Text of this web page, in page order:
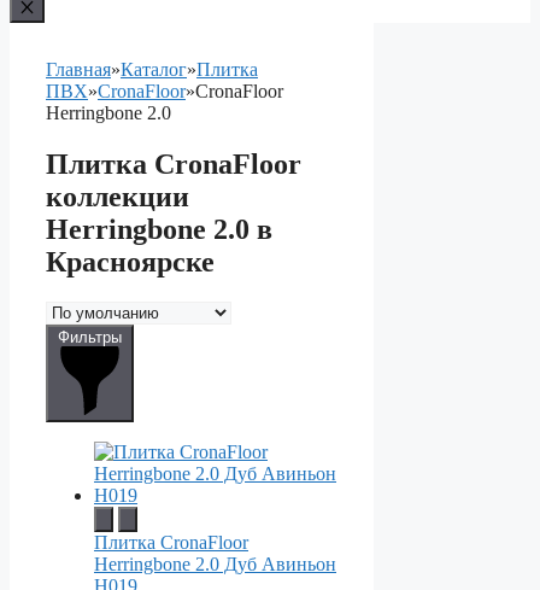
Главная»Каталог»Плитка
ПВХ»CronaFloor»CronaFloor
Herringbone 2.0
Плитка CronaFloor
коллекции
Herringbone 2.0 в
Красноярске
Фильтры
Плитка CronaFloor
Herringbone 2.0 Дуб Авиньон